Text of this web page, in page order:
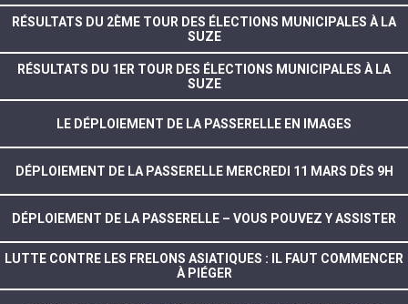
RÉSULTATS DU 2ÈME TOUR DES ÉLECTIONS MUNICIPALES À LA
SUZE
RÉSULTATS DU 1ER TOUR DES ÉLECTIONS MUNICIPALES À LA
SUZE
LE DÉPLOIEMENT DE LA PASSERELLE EN IMAGES
DÉPLOIEMENT DE LA PASSERELLE MERCREDI 11 MARS DÈS 9H
DÉPLOIEMENT DE LA PASSERELLE – VOUS POUVEZ Y ASSISTER
LUTTE CONTRE LES FRELONS ASIATIQUES : IL FAUT COMMENCER
À PIÉGER